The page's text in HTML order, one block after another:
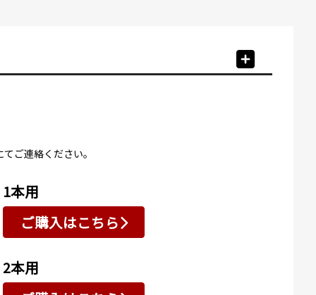
ご連絡ください。
1本用
ご購入はこちら
2本用